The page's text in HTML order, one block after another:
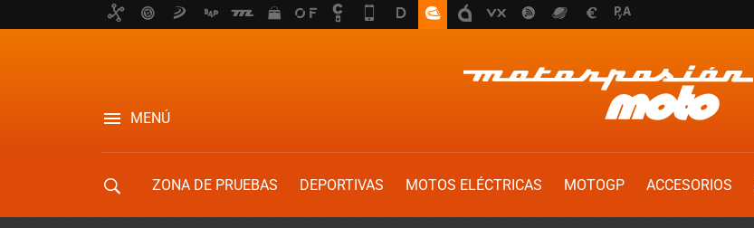
MENÚ
ZONA DE PRUEBAS DEPORTIVAS MOTOS ELÉCTRICAS MOTOGP ACCESORIOS